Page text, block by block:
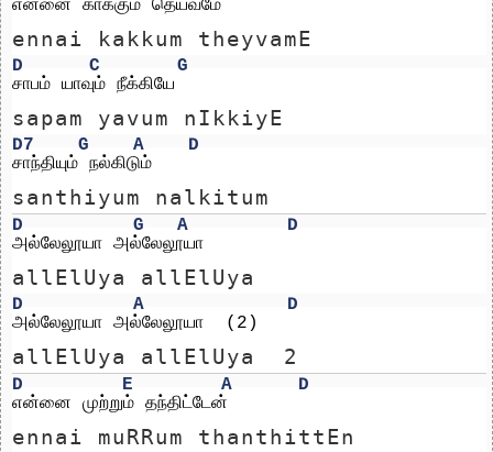
என்னை காக்கும் தெய்வமே
ennai kakkum theyvamE
D C
G
சாபம் யாவும் நீக்கியே
sapam yavum nIkkiyE
D7 G A
D
சாந்தியும் நல்கிடும்
santhiyum nalkitum
D G A
D
அல்லேலூயா அல்லேலூயா
allElUya allElUya
D A
D
அல்லேலூயா அல்லேலூயா  (2)
allElUya allElUya  2
D E A
D
என்னை முற்றும் தந்திட்டேன்
ennai muRRum thanthittEn